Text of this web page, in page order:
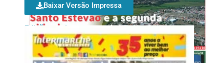
Baixar Versão Impressa
Edições mais recentes